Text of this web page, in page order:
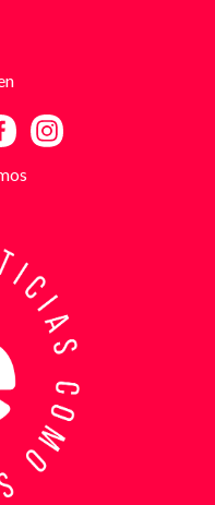
económicas variaban
dependiendo de
de cada víctima. A
varios sectores
200 cámaras de
de analizar
con el objetivo
los sospechosos
Ese
no solo el punto y
sino también la
que habrían
esquema de
recopilada, se
con la captura en
en el